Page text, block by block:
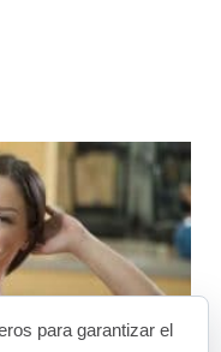
para garantizar el